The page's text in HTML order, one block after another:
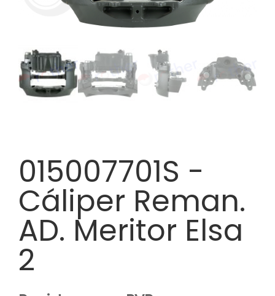
015007701S -
Cáliper Reman.
AD. Meritor Elsa
2